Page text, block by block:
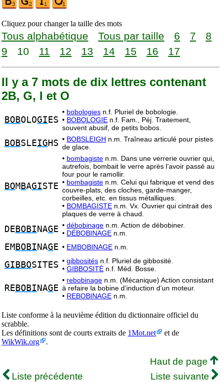
Cliquez pour changer la taille des mots
Tous alphabétique Tous par taille 6 7
8
9
10 11 12 13 14 15 16 17
Il y a 7 mots de dix lettres contenant
2B, G, I et O
BOBOLOGI ES
• bobologies n.f. Pluriel de bobologie.
• BOBOLOGIE n.f. Fam., Péj. Traitement,
souvent abusif, de petits bobos.
BOBSLEIG HS • BOBSLEIGH n.m. Traîneau articulé pour pistes
de glace.
BOM BAGISTE
• bombagiste n.m. Dans une verrerie ouvrier qui,
autrefois, bombait le verre après l’avoir passé au
four pour le ramollir.
• bombagiste n.m. Celui qui fabrique et vend des
couvre-plats, des cloches, garde-manger,
corbeilles, etc. en tissus métalliques.
• BOMBAGISTE n.m. Vx. Ouvrier qui cintrait des
plaques de verre à chaud.
DE BOBI NAG E • débobinage n.m. Action de débobiner.
• DÉBOBINAGE n.m.
EM BOBI NAG E • EMBOBINAGE n.m.
GIBBOSITES • gibbosités n.f. Pluriel de gibbosité.
• GIBBOSITÉ n.f. Méd. Bosse.
RE BOBI NAG E
• rebobinage n.m. (Mécanique) Action consistant
à refaire la bobine d’induction d’un moteur.
• REBOBINAGE n.m.
Liste conforme à la neuvième édition du dictionnaire officiel du
scrabble.
Les définitions sont de courts extraits de 1Mot.net
et de
WikWik.org
.
Haut de page
Liste précédente
Liste suivante